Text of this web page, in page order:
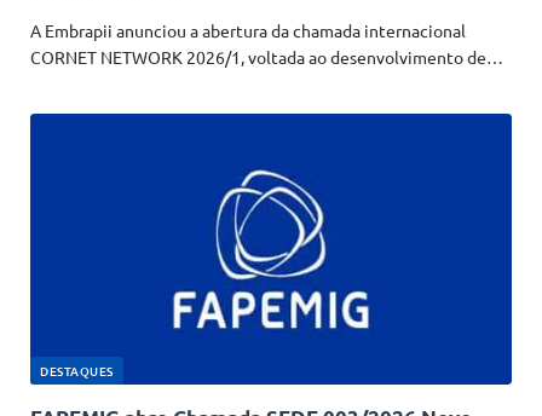
A Embrapii anunciou a abertura da chamada internacional
CORNET NETWORK 2026/1, voltada ao desenvolvimento de…
DESTAQUES